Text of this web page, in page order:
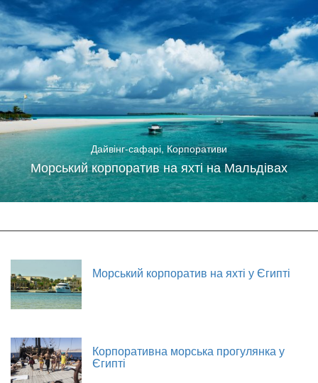
Дайвінг-сафарі, Корпоративи
Морський корпоратив на яхті на Мальдівах
Морський корпоратив на яхті у Єгипті
Корпоративна морська прогулянка у
Єгипті